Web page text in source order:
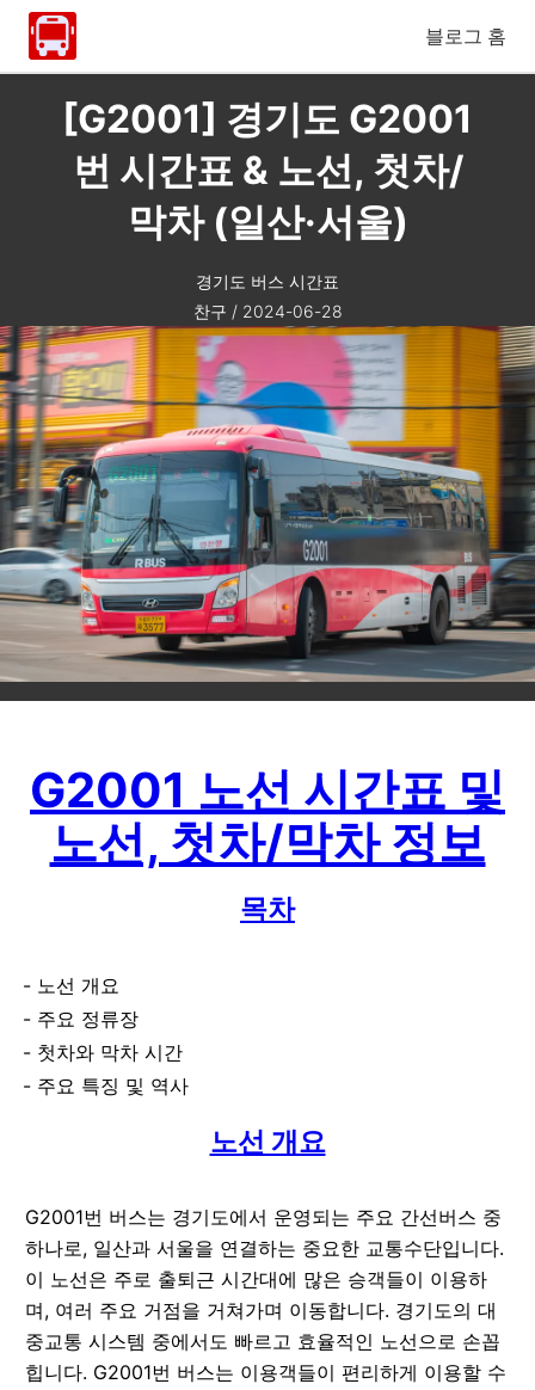
블로그 홈
[G2001] 경기도 G2001
번 시간표 & 노선, 첫차/
막차 (일산·서울)
경기도 버스 시간표
찬구 / 2024-06-28
G2001 노선 시간표 및
노선, 첫차/막차 정보
목차
노선 개요
주요 정류장
첫차와 막차 시간
주요 특징 및 역사
노선 개요
G2001번 버스는 경기도에서 운영되는 주요 간선버스 중
하나로, 일산과 서울을 연결하는 중요한 교통수단입니다.
이 노선은 주로 출퇴근 시간대에 많은 승객들이 이용하
며, 여러 주요 거점을 거쳐가며 이동합니다. 경기도의 대
중교통 시스템 중에서도 빠르고 효율적인 노선으로 손꼽
힙니다. G2001번 버스는 이용객들이 편리하게 이용할 수